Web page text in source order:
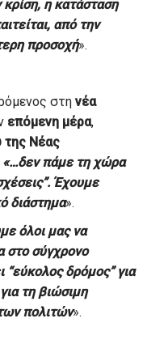
η κατάσταση
από την
προσοχή».
στη νέα
επόμενη μέρα,
της Νέας
«…δεν πάμε τη χώρα
Έχουμε
διάστημα».
όλοι μας να
στο σύγχρονο
“εύκολος δρόμος” για
τη βιώσιμη
πολιτών».